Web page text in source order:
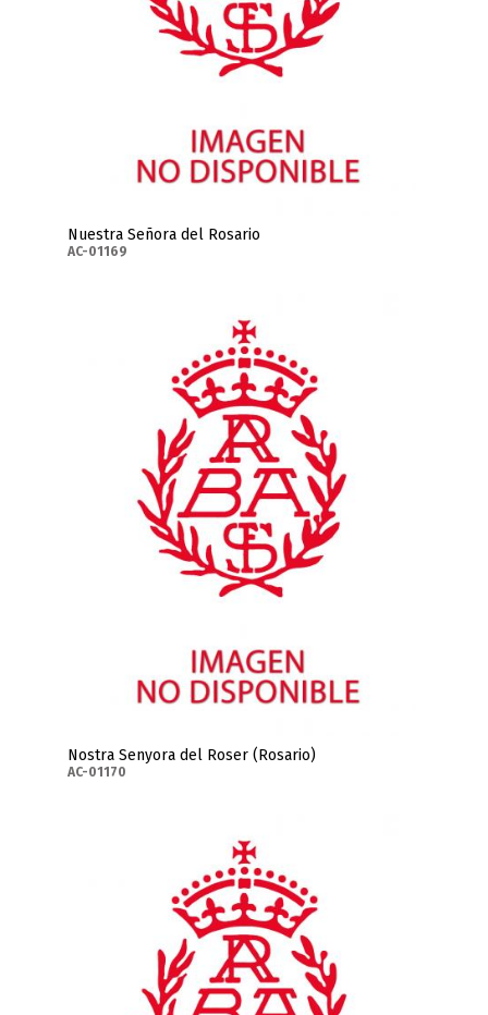
Nuestra Señora del Rosario
AC-01169
Nostra Senyora del Roser (Rosario)
AC-01170